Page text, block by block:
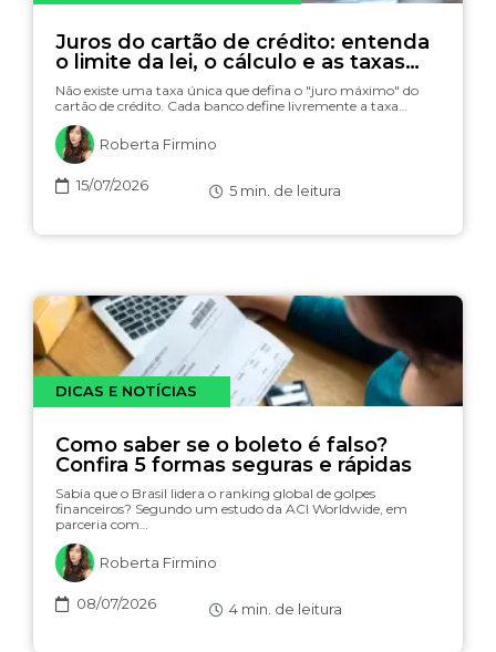
Juros do cartão de crédito: entenda
o limite da lei, o cálculo e as taxas
(com simulador)
Não existe uma taxa única que defina o "juro máximo" do
cartão de crédito. Cada banco define livremente a taxa…
Roberta Firmino
15/07/2026 5 min. de leitura
DICAS E NOTÍCIAS
Como saber se o boleto é falso?
Confira 5 formas seguras e rápidas
Sabia que o Brasil lidera o ranking global de golpes
financeiros? Segundo um estudo da ACI Worldwide, em
parceria com…
Roberta Firmino
08/07/2026 4 min. de leitura